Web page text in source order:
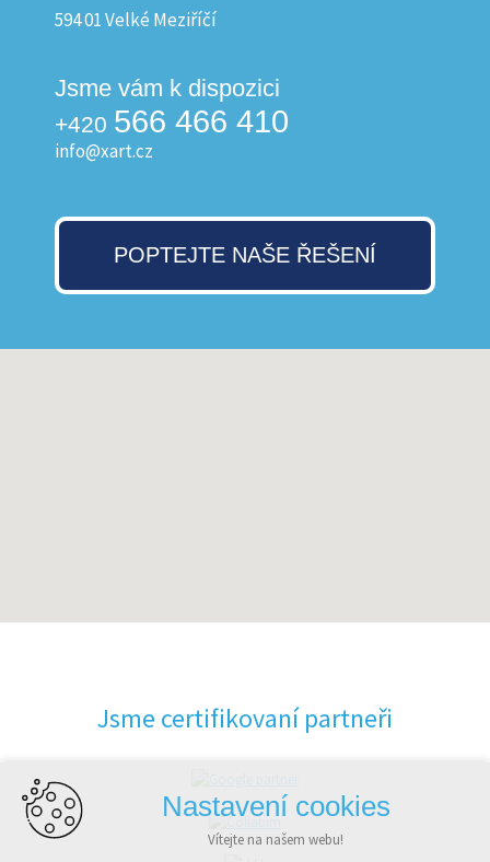
594 01 Velké Meziříčí
Jsme vám k dispozici
+420 566 466 410
info@xart.cz
POPTEJTE NAŠE ŘEŠENÍ
Jsme certifikovaní partneři
Nastavení cookies
Vítejte na našem webu!